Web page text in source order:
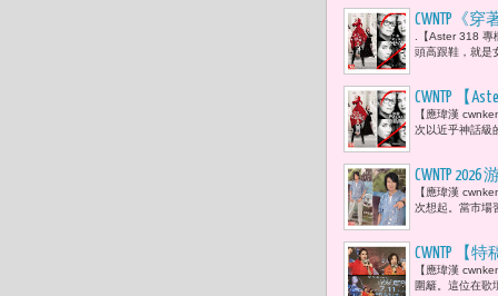
CWNTP《
娜·溫圖（
.【Aster 318
頭高跟鞋，就是
CWNTP 【
尚權力的
【應瑋漢
次以近乎神話級
CWNTP
歌，不會
【應瑋漢
次想起。當市場
CWNTP 【
藝大姊大
【應瑋漢
圍籬。這位在歌